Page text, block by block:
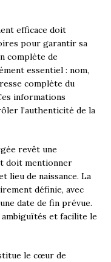
efficace doit
pour garantir sa
complète de
essentiel : nom,
complète du
informations
l’authenticité de la
revêt une
doit mentionner
lieu de naissance. La
définie, avec
date de fin prévue.
et facilite le
le cœur de